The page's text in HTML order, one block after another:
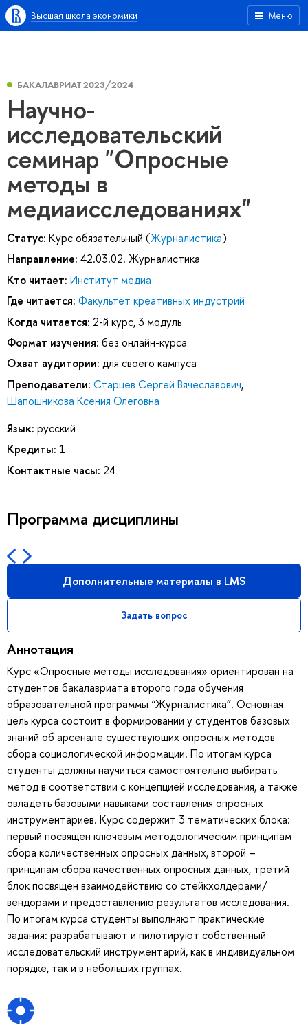
Меню
Высшая школа экономики
БАКАЛАВРИАТ 2023/2024
Научно-
исследовательский
семинар "Опросные
методы в
медиаисследованиях"
Статус: Курс обязательный (Журналистика)
Направление: 42.03.02. Журналистика
Кто читает: Институт медиа
Где читается: Факультет креативных индустрий
Когда читается: 2-й курс, 3 модуль
Формат изучения: без онлайн-курса
Охват аудитории: для своего кампуса
Преподаватели: Старцев Сергей Вячеславович,
Шапошникова Ксения Олеговна
Язык: русский
Кредиты: 1
Контактные часы: 24
Программа дисциплины
Дополнительные материалы в LMS
Задать вопрос
Аннотация
Курс «Опросные методы исследования» ориентирован на
студентов бакалавриата второго года обучения
образовательной программы “Журналистика”. Основная
цель курса состоит в формировании у студентов базовых
знаний об арсенале существующих опросных методов
сбора социологической информации. По итогам курса
студенты должны научиться самостоятельно выбирать
метод в соответствии с концепцией исследования, а также
овладеть базовыми навыками составления опросных
инструментариев. Курс содержит 3 тематических блока:
первый посвящен ключевым методологическим принципам
сбора количественных опросных данных, второй –
принципам сбора качественных опросных данных, третий
блок посвящен взаимодействию со стейкхолдерами/
вендорами и предоставлению результатов исследования.
По итогам курса студенты выполняют практические
задания: разрабатывают и пилотируют собственный
исследовательский инструментарий, как в индивидуальном
порядке, так и в небольших группах.